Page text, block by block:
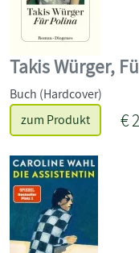
Takis Würger,
Buch (Hardcover)
zum Produkt
€